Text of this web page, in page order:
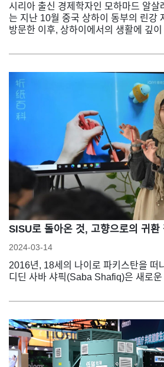
시리아 출신 경제학자인 모하마드 알
는 지난 10월 중국 상하이 동부의 린강
방문한 이후, 상하이에서의 생활에 깊
SISU로 돌아온 것, 고향으로의 귀환
2024-03-14
2016년, 18세의 나이로 파키스탄을 떠
디딘 사바 샤픽(Saba Shafiq)은 새로운